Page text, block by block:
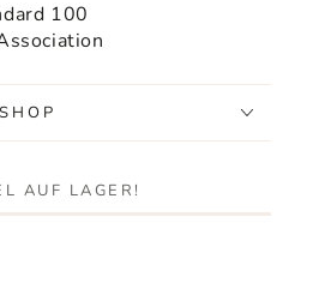
100
AUF LAGER!